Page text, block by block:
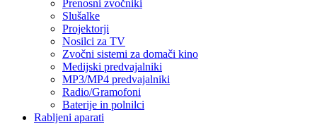
Prenosni zvočniki
Slušalke
Projektorji
Nosilci za TV
Zvočni sistemi za domači kino
Medijski predvajalniki
MP3/MP4 predvajalniki
Radio/Gramofoni
Baterije in polnilci
Rabljeni aparati